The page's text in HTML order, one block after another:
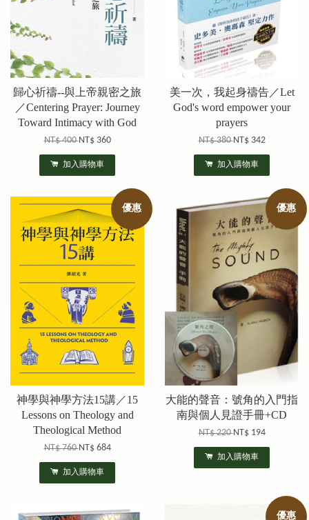
歸心祈禱--與上帝親密之旅
／Centering Prayer: Journey
Toward Intimacy with God
NT$ 400NT$ 360
加入購物車
美一次，我起身禱告／Let
God's word empower your
prayers
NT$ 380NT$ 342
加入購物車
優惠
神學與神學方法15講／15
Lessons on Theology and
Theological Method
NT$ 760NT$ 684
加入購物車
優惠
大能的聲音：號角的入門指
南與個人見證手冊+CD
NT$ 220NT$ 194
加入購物車
優惠